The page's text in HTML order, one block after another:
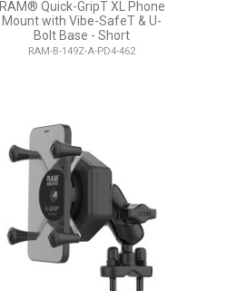
RAM® Quick-GripT XL Phone
Mount with Vibe-SafeT & U-
Bolt Base - Short
RAM-B-149Z-A-PD4-462